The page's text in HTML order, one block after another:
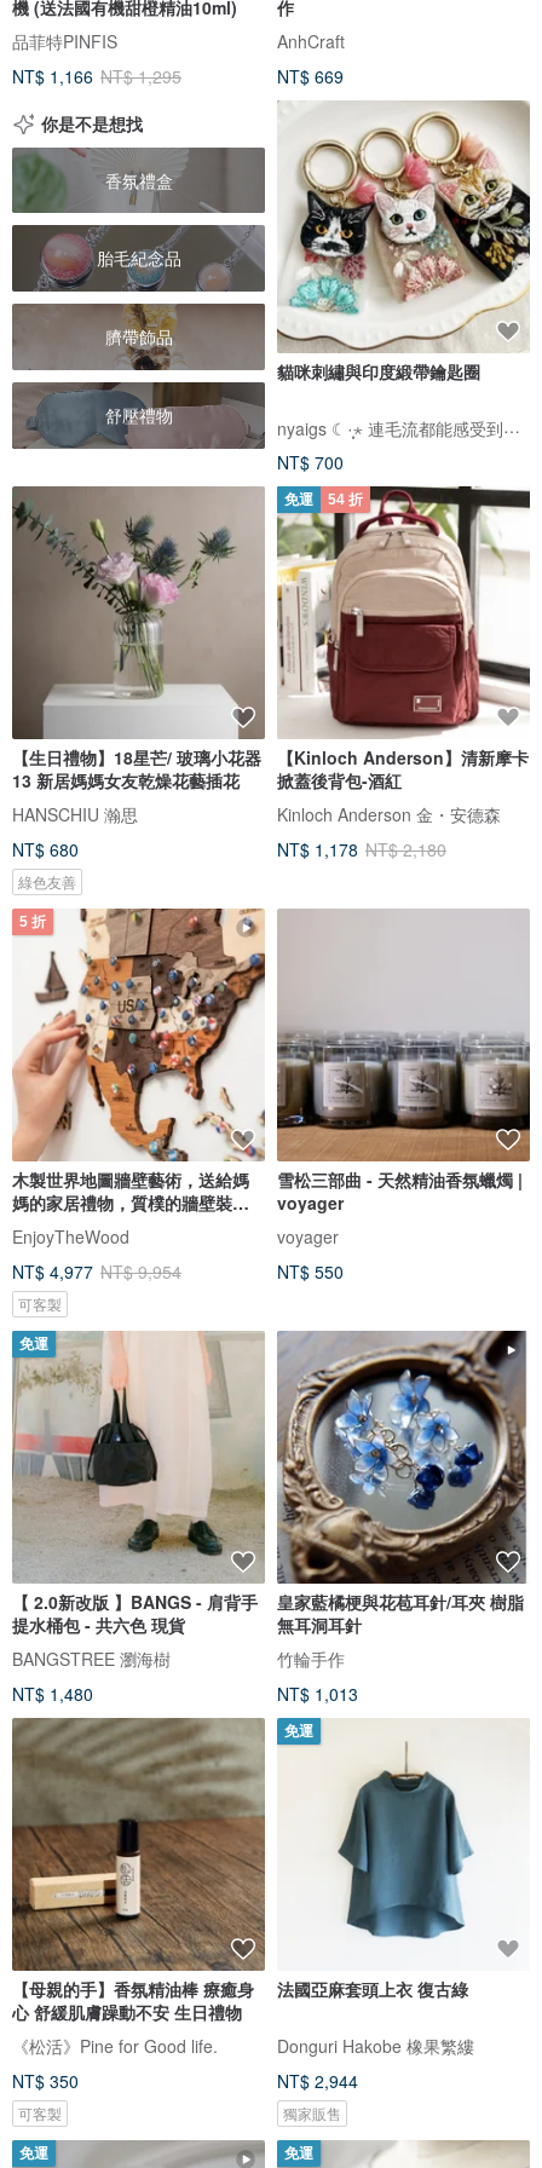
機 (送法國有機甜橙精油10ml)
品菲特PINFIS
NT$ 1,166 NT$ 1,295
作
AnhCraft
NT$ 669
你是不是想找
香氛禮盒
胎毛紀念品
臍帶飾品
舒壓禮物
貓咪刺繡與印度緞帶鑰匙圈
nyaigs ☾·̩͙⋆ 連毛流都能感受到的貓咪刺繡
NT$ 700
【生日禮物】18星芒/ 玻璃小花器
13 新居媽媽女友乾燥花藝插花
HANSCHIU 瀚思
NT$ 680
綠色友善
免運 54 折
【Kinloch Anderson】清新摩卡
掀蓋後背包-酒紅
Kinloch Anderson 金・安德森
NT$ 1,178 NT$ 2,180
5 折
木製世界地圖牆壁藝術，送給媽
媽的家居禮物，質樸的牆壁裝
飾，3D 世界地圖
EnjoyTheWood
NT$ 4,977 NT$ 9,954
可客製
雪松三部曲 - 天然精油香氛蠟燭 |
voyager
voyager
NT$ 550
免運
【 2.0新改版 】BANGS - 肩背手
提水桶包 - 共六色 現貨
BANGSTREE 瀏海樹
NT$ 1,480
皇家藍橘梗與花苞耳針/耳夾 樹脂
無耳洞耳針
竹輪手作
NT$ 1,013
【母親的手】香氛精油棒 療癒身
心 舒緩肌膚躁動不安 生日禮物
《松活》Pine for Good life.
NT$ 350
可客製
免運
法國亞麻套頭上衣 復古綠
Donguri Hakobe 橡果繁縷
NT$ 2,944
獨家販售
免運 免運